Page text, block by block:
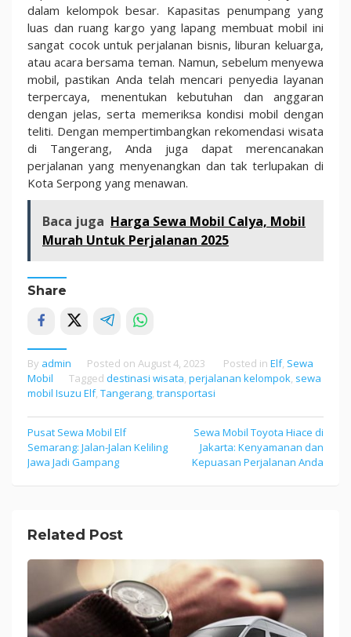
dalam kelompok besar. Kapasitas penumpang yang
luas dan ruang kargo yang lapang membuat mobil ini
sangat cocok untuk perjalanan bisnis, liburan keluarga,
atau acara bersama teman. Namun, sebelum menyewa
mobil, pastikan Anda telah mencari penyedia layanan
terpercaya, menentukan kebutuhan dan anggaran
dengan jelas, serta memeriksa kondisi mobil dengan
teliti. Dengan mempertimbangkan rekomendasi wisata
di Tangerang, Anda juga dapat merencanakan
perjalanan yang menyenangkan dan tak terlupakan di
Kota Serpong yang menawan.
Baca juga Harga Sewa Mobil Calya, Mobil
Murah Untuk Perjalanan 2025
Share
By admin Posted on August 4, 2023 Posted in Elf, Sewa
Mobil
Tagged destinasi wisata, perjalanan kelompok, sewa
mobil Isuzu Elf, Tangerang, transportasi
Post
navigation
Pusat Sewa Mobil Elf
Semarang: Jalan-Jalan Keliling
Jawa Jadi Gampang
Sewa Mobil Toyota Hiace di
Jakarta: Kenyamanan dan
Kepuasan Perjalanan Anda
Related Post